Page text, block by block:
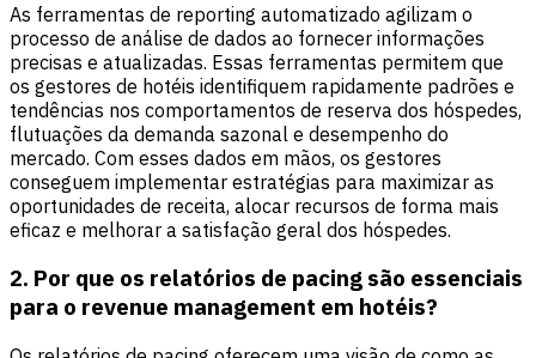
As ferramentas de reporting automatizado agilizam o
processo de análise de dados ao fornecer informações
precisas e atualizadas. Essas ferramentas permitem que
os gestores de hotéis identifiquem rapidamente padrões e
tendências nos comportamentos de reserva dos hóspedes,
flutuações da demanda sazonal e desempenho do
mercado. Com esses dados em mãos, os gestores
conseguem implementar estratégias para maximizar as
oportunidades de receita, alocar recursos de forma mais
eficaz e melhorar a satisfação geral dos hóspedes.
2. Por que os relatórios de pacing são essenciais
para o revenue management em hotéis?